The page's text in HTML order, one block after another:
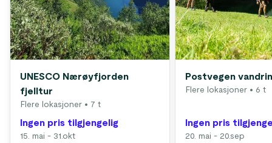
UNESCO Nærøyfjorden
fjelltur
Flere lokasjoner • 7 t
Ingen pris tilgjengelig
15. mai - 31.okt
Postvegen
Flere lokasjoner • 6 t
Ingen pris
20. mai - 20.sep